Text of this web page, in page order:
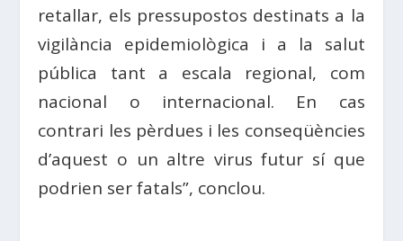
retallar, els pressupostos destinats a la
vigilància epidemiològica i a la salut
pública tant a escala regional, com
nacional o internacional. En cas
contrari les pèrdues i les conseqüències
d’aquest o un altre virus futur sí que
podrien ser fatals”, conclou.